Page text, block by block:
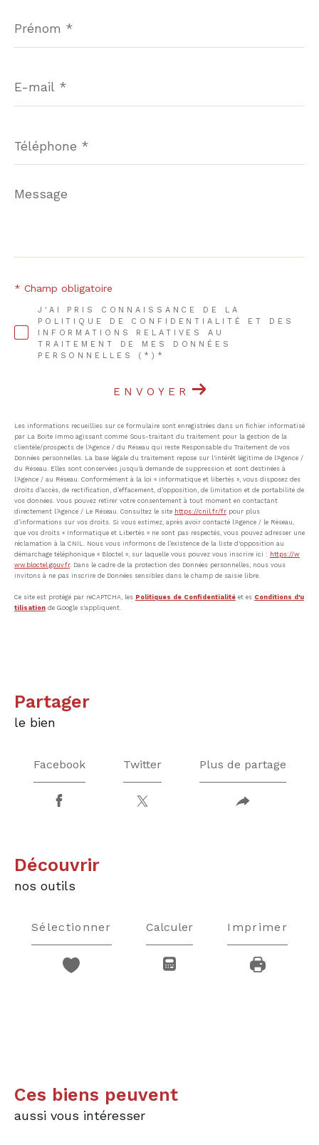
*
mail
*
*
Message
*
J'AI PRIS CONNAISSANCE DE LA
POLITIQUE DE CONFIDENTIALITÉ ET DES
INFORMATIONS RELATIVES AU
TRAITEMENT DE MES DONNÉES
PERSONNELLES (*)*
* Champ obligatoire
ENVOYER
Les informations recueillies sur ce formulaire sont enregistrées dans un fichier informatisé
par La Boite Immo agissant comme Sous-traitant du traitement pour la gestion de la
clientèle/prospects de l'Agence / du Réseau qui reste Responsable du Traitement de vos
Données personnelles. La base légale du traitement repose sur l'intérêt légitime de l'Agence /
du Réseau. Elles sont conservées jusqu'à demande de suppression et sont destinées à
l'Agence / au Réseau. Conformément à la loi « informatique et libertés », vous disposez des
droits d’accès, de rectification, d’effacement, d’opposition, de limitation et de portabilité de
vos données. Vous pouvez retirer votre consentement à tout moment en contactant
directement l’Agence / Le Réseau. Consultez le site https://cnil.fr/fr pour plus
d’informations sur vos droits. Si vous estimez, après avoir contacté l'Agence / le Réseau,
que vos droits « Informatique et Libertés » ne sont pas respectés, vous pouvez adresser une
réclamation à la CNIL. Nous vous informons de l’existence de la liste d'opposition au
démarchage téléphonique « Bloctel », sur laquelle vous pouvez vous inscrire ici : https://w
ww.bloctel.gouv.fr. Dans le cadre de la protection des Données personnelles, nous vous
invitons à ne pas inscrire de Données sensibles dans le champ de saisie libre.
Ce site est protégé par reCAPTCHA, les Politiques de Confidentialité et es Conditions d'u
tilisation de Google s'appliquent.
partager
le bien
Facebook Twitter Plus de partage
découvrir
nos outils
Sélectionner Calculer Imprimer
Ces biens peuvent
aussi vous intéresser